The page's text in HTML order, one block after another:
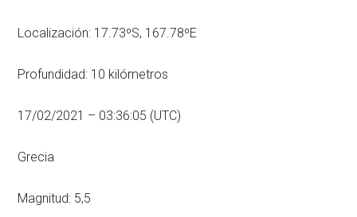
Localización: 17.73ºS, 167.78ºE
Profundidad: 10 kilómetros
17/02/2021 – 03:36:05 (UTC)
Grecia
Magnitud: 5,5